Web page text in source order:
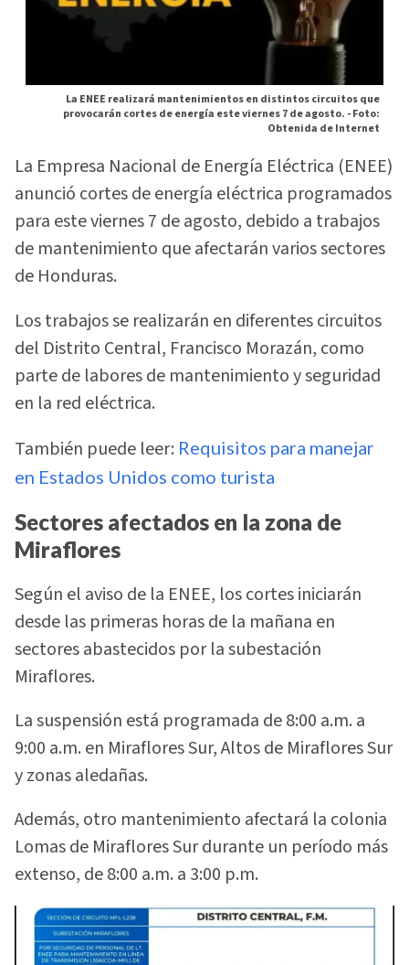
La ENEE realizará mantenimientos en distintos circuitos que
provocarán cortes de energía este viernes 7 de agosto. -Foto:
Obtenida de Internet
La Empresa Nacional de Energía Eléctrica (ENEE)
anunció cortes de energía eléctrica programados
para este viernes 7 de agosto, debido a trabajos
de mantenimiento que afectarán varios sectores
de Honduras.
Los trabajos se realizarán en diferentes circuitos
del Distrito Central, Francisco Morazán, como
parte de labores de mantenimiento y seguridad
en la red eléctrica.
También puede leer: Requisitos para manejar
en Estados Unidos como turista
Sectores afectados en la zona de
Miraflores
Según el aviso de la ENEE, los cortes iniciarán
desde las primeras horas de la mañana en
sectores abastecidos por la subestación
Miraflores.
La suspensión está programada de 8:00 a.m. a
9:00 a.m. en Miraflores Sur, Altos de Miraflores Sur
y zonas aledañas.
Además, otro mantenimiento afectará la colonia
Lomas de Miraflores Sur durante un período más
extenso, de 8:00 a.m. a 3:00 p.m.